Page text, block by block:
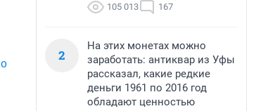
105 013 167
2
На этих монетах можно
заработать: антиквар из Уфы
рассказал, какие редкие
деньги 1961 по 2016 год
обладают ценностью